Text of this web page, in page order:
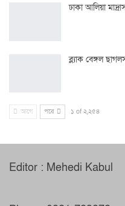
ঢাকা আলিয়া
ব্ল্যাক বেঙ্গল
আগে পরে ১ of ২,২৫৪
Editor : Mehedi Kabul